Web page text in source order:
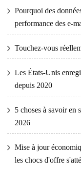
Pourquoi des
performance des e-
Touchez-vous
Les États-Unis
depuis 2020
5 choses à savoir en
2026
Mise à jour
les chocs d'offre